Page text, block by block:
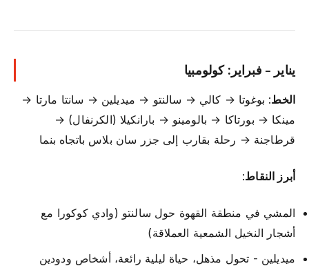
يناير - فبراير: كولومبيا
الخط: بوغوتا → كالي → سالنتو → ميديلين → سانتا مارتا →
مينكا → بورتاكا → بالومينو → بارانكيلا (الكرنفال) →
قرطاجنة → رحلة بقارب إلى جزر سان بلاس باتجاه بنما
أبرز النقاط:
المشي في منطقة القهوة حول سالنتو (وادي كوكورا مع
أشجار النخيل الشمعية العملاقة)
ميديلين - تحول مذهل، حياة ليلية رائعة، أشخاص ودودين